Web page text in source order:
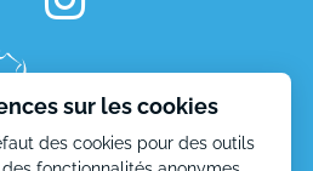
Description
sur les cookies
des cookies pour des outils